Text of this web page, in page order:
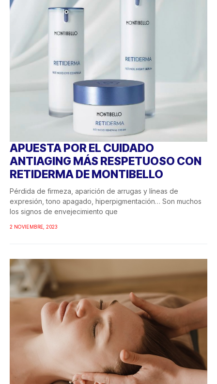
APUESTA POR EL CUIDADO
ANTIAGING MÁS RESPETUOSO CON
RETIDERMA DE MONTIBELLO
Pérdida de firmeza, aparición de arrugas y líneas de
expresión, tono apagado, hiperpigmentación… Son muchos
los signos de envejecimiento que
2 NOVIEMBRE, 2023